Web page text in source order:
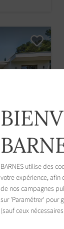
BARNES utilise des
votre expérience, afin
de nos campagnes
sur 'Paramétrer' pour
(sauf ceux